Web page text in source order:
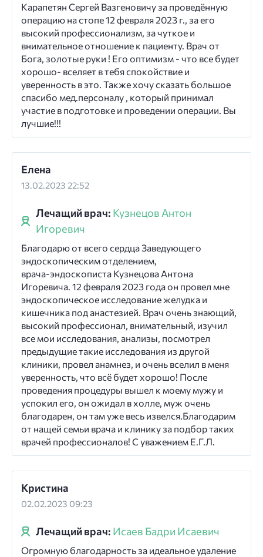
Карапетян Сергей Вазгеновичу за проведённую
операцию на стопе 12 февраля 2023 г., за его
высокий профессионализм, за чуткое и
внимательное отношение к пациенту. Врач от
Бога, золотые руки ! Его оптимизм - что все будет
хорошо- вселяет в тебя спокойствие и
уверенность в это. Также хочу сказать большое
спасибо мед.персоналу , который принимал
участие в подготовке и проведении операции. Вы
лучшие!!!
Елена
13.02.2023 22:52
Лечащий врач: Кузнецов Антон
Игоревич
Благодарю от всего сердца Заведующего
эндоскопическим отделением,
врача-эндоскописта Кузнецова Антона
Игоревича. 12 февраля 2023 года он провел мне
эндоскопическое исследование желудка и
кишечника под анастезией. Врач очень знающий,
высокий профессионал, внимательный, изучил
все мои исследования, анализы, посмотрел
предыдущие такие исследования из другой
клиники, провел анамнез, и очень вселил в меня
уверенность, что всё будет хорошо! После
проведения процедуры вышел к моему мужу и
успокил его, он ожидал в холле, муж очень
благодарен, он там уже весь извелся.Благодарим
от нащей семьи врача и клинику за подбор таких
врачей профессионалов! С уважением Е.Г.Л.
Кристина
02.02.2023 09:23
Лечащий врач: Исаев Бадри Исаевич
Огромную благодарность за идеальное удаление